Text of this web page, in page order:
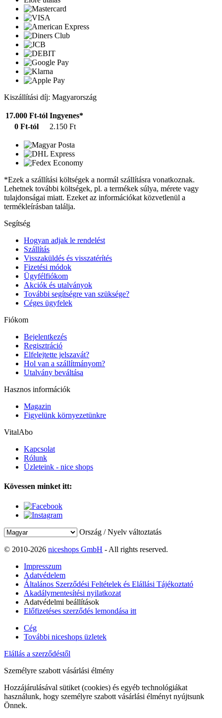
Kiszállítási díj: Magyarország
17.000 Ft-tól Ingyenes*
0 Ft-tól
2.150 Ft
*Ezek a szállítási költségek a normál szállításra vonatkoznak.
Lehetnek további költségek, pl. a termékek súlya, mérete vagy
tulajdonságai miatt. Ezeket az információkat közvetlenül a
termékleírásban találja.
Segítség
Hogyan adjak le rendelést
Szállítás
Visszaküldés és visszatérítés
Fizetési módok
Ügyfélfiókom
Akciók és utalványok
További segítségre van szüksége?
Céges ügyfelek
Fiókom
Bejelentkezés
Regisztráció
Elfelejtette jelszavát?
Hol van a szállítmányom?
Utalvány beváltása
Hasznos információk
Magazin
Figyelünk környezetünkre
VitalAbo
Kapcsolat
Rólunk
Üzleteink - nice shops
Kövessen minket itt:
Ország / Nyelv változtatás
© 2010-2026 niceshops GmbH - All rights reserved.
Impresszum
Adatvédelem
Általános Szerződési Feltételek és Elállási Tájékoztató
Akadálymentesítési nyilatkozat
Adatvédelmi beállítások
Előfizetéses szerződés lemondása itt
Cég
További niceshops üzletek
Elállás a szerződéstől
Személyre szabott vásárlási élmény
Hozzájárulásával sütiket (cookies) és egyéb technológiákat
használunk, hogy személyre szabott vásárlási élményt nyújtsunk
Önnek.